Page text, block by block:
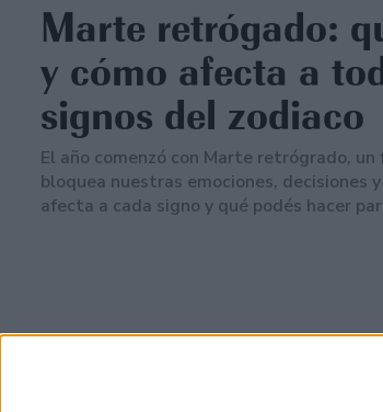
Marte retrógado:
y cómo afecta a
signos del zodiaco
El año comenzó con Marte retrógrado,
bloquea nuestras emociones, decisiones
afecta a cada signo y qué podés hacer